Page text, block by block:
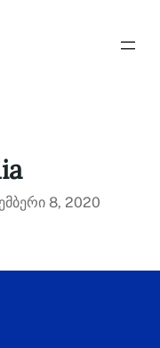
8, 2020